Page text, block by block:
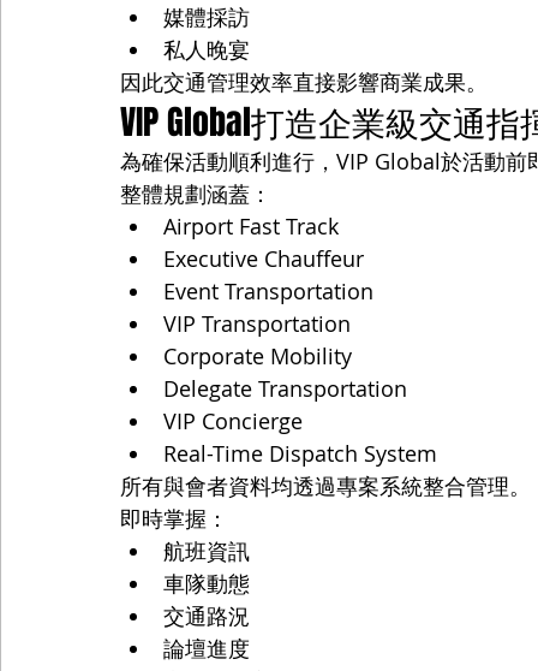
媒體採訪
私人晚宴
因此交通管理效率直接影響商業成果。
VIP Global打造企業級交通指
為確保活動順利進行，VIP Global於活動前
整體規劃涵蓋：
Airport Fast Track
Executive Chauffeur
Event Transportation
VIP Transportation
Corporate Mobility
Delegate Transportation
VIP Concierge
Real-Time Dispatch System
所有與會者資料均透過專案系統整合管理。
即時掌握：
航班資訊
車隊動態
交通路況
論壇進度